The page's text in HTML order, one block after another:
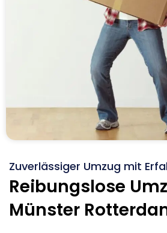
Zuverlässiger Umzug mit
Reibungslose
Münster